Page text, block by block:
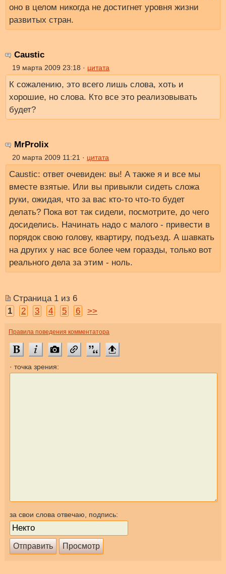
оно в целом никогда не достигнет уровня жизни
развитых стран.
Caustic
19 марта 2009 23:18 · цитата
К сожалению, это всего лишь слова, хоть и
хорошие, но слова. Кто все это реализовывать
будет?
MrProlix
20 марта 2009 11:21 · цитата
Caustic: ответ очевиден: вы! А также я и все мы
вместе взятые. Или вы привыкли сидеть сложа
руки, ожидая, что за вас кто-то что-то будет
делать? Пока вот так сидели, посмотрите, до чего
досиделись. Начинать надо с малого - привести в
порядок свою голову, квартиру, подъезд. А шавкать
на других у нас все более чем горазды, только вот
реального дела за этим - ноль.
Страница 1 из 6
1
2 3 4 5 6 >>
Правила поведения комментатора
· точка зрения:
за свои слова отвечаю, подпись: